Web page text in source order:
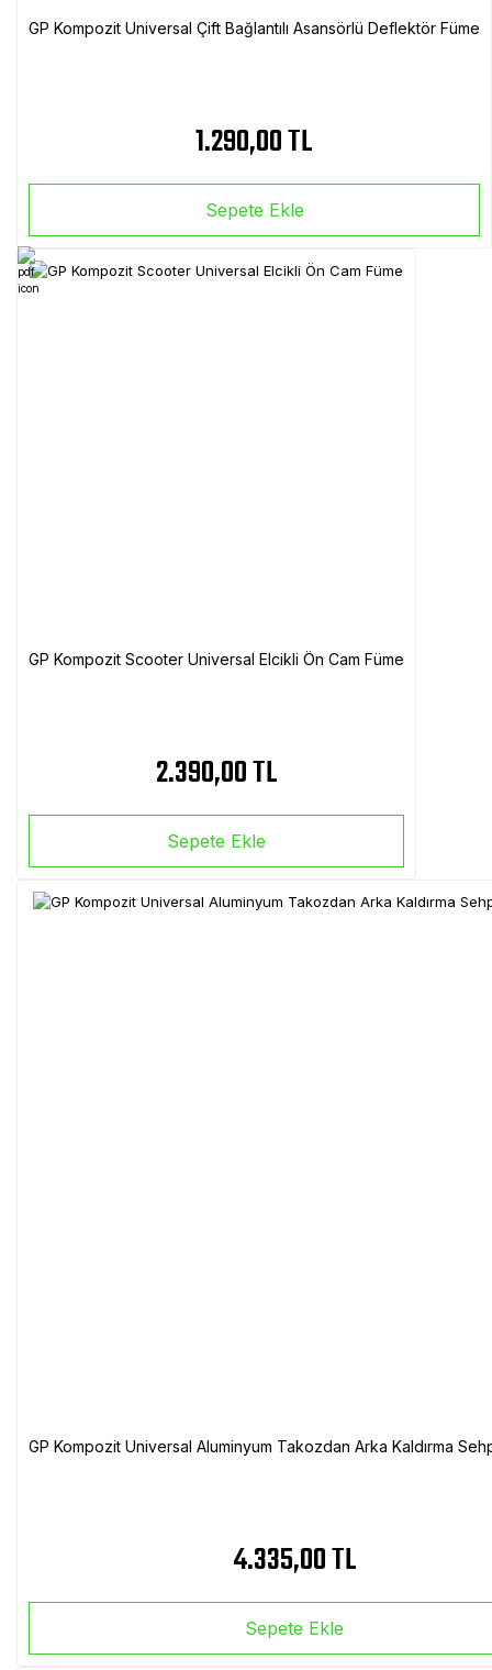
GP Kompozit Universal Çift Bağlantılı Asansörlü Deflektör Füme
1.290,00 TL
Sepete Ekle
GP Kompozit Scooter Universal Elcikli Ön Cam Füme
2.390,00 TL
Sepete Ekle
GP Kompozit Universal Aluminyum Takozdan Arka Kaldırma
4.335,00 TL
Sepete Ekle